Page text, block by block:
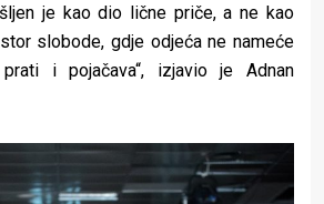
je kao dio lične priče, a ne kao
slobode, gdje odjeća ne nameće
i pojačava“, izjavio je Adnan